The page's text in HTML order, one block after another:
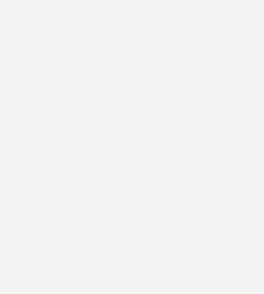
Pam by Pamela Reif
Klimapolitik im Blick behalten?
Newsletter!
CO2-Neutralitätsziel
für 216 Dreckschleudern